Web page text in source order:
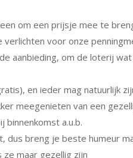
om een prijsje mee te
voor onze
aanbieding, om de loterij
en ieder mag natuurlijk
meegenieten van een
a.u.b.
dus breng je beste humeur
maar gezellig zijn